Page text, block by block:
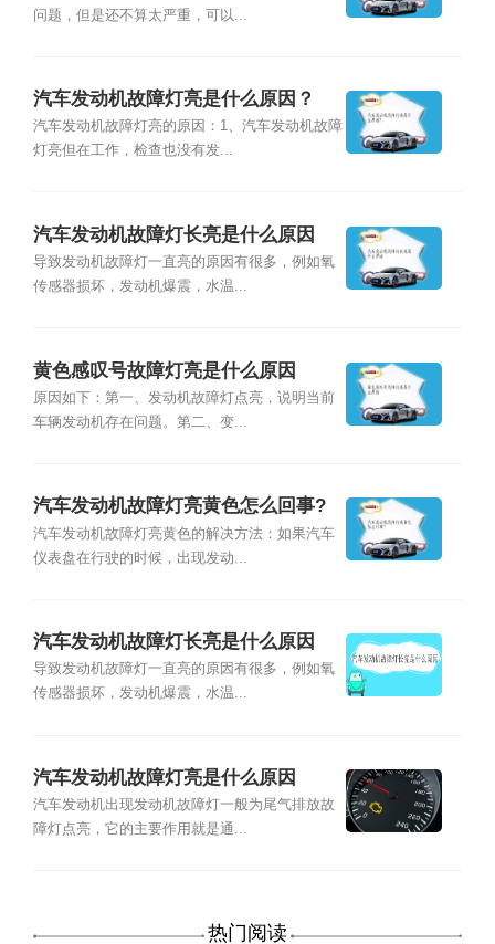
问题，但是还不算太严重，可以...
汽车发动机故障灯亮是什么原因？
汽车发动机故障灯亮的原因：1、汽车发动机故障
灯亮但在工作，检查也没有发...
汽车发动机故障灯长亮是什么原因
导致发动机故障灯一直亮的原因有很多，例如氧
传感器损坏，发动机爆震，水温...
黄色感叹号故障灯亮是什么原因
原因如下：第一、发动机故障灯点亮，说明当前
车辆发动机存在问题。第二、变...
汽车发动机故障灯亮黄色怎么回事?
汽车发动机故障灯亮黄色的解决方法：如果汽车
仪表盘在行驶的时候，出现发动...
汽车发动机故障灯长亮是什么原因
导致发动机故障灯一直亮的原因有很多，例如氧
传感器损坏，发动机爆震，水温...
汽车发动机故障灯亮是什么原因
汽车发动机出现发动机故障灯一般为尾气排放故
障灯点亮，它的主要作用就是通...
热门阅读